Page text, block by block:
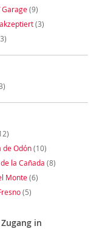
Garage(9)
(3)
de Odón(10)
la Cañada (8)
Monte(6)
(5)
in